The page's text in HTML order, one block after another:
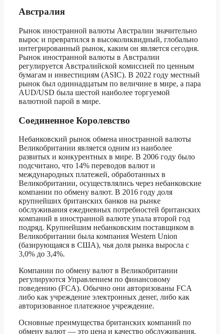
Австралия
Рынок иностранной валюты Австралии значительно
вырос и превратился в высоколиквидный, глобально
интегрированный рынок, каким он является сегодня.
Рынок иностранной валюты в Австралии
регулируется Австралийской комиссией по ценным
бумагам и инвестициям (ASIC). В 2022 году местный
рынок был одиннадцатым по величине в мире, а пара
AUD/USD была шестой наиболее торгуемой
валютной парой в мире.
Соединенное Королевство
Небанковский рынок обмена иностранной валюты
Великобритании является одним из наиболее
развитых и конкурентных в мире. В 2006 году было
подсчитано, что 14% переводов валют и
международных платежей, обработанных в
Великобритании, осуществлялись через небанковские
компании по обмену валют. В 2016 году доля
крупнейших британских банков на рынке
обслуживания ежедневных потребностей британских
компаний в иностранной валюте упала второй год
подряд. Крупнейшим небанковским поставщиком в
Великобритании была компания Western Union
(базирующаяся в США), чья доля рынка выросла с
3,0% до 3,4%.
Компании по обмену валют в Великобритании
регулируются Управлением по финансовому
поведению (FCA). Обычно они авторизованы FCA
либо как учреждение электронных денег, либо как
авторизованное платежное учреждение.
Основные преимущества британских компаний по
обмену валют — это цена и качество обслуживания.